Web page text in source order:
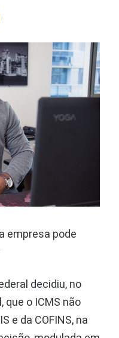
empresa pode
decidiu, no
que o ICMS não
e da COFINS, na